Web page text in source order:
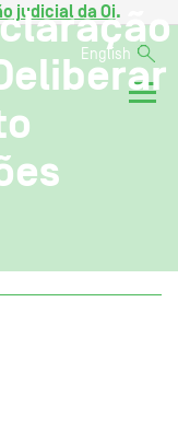
judicial da Oi.
English